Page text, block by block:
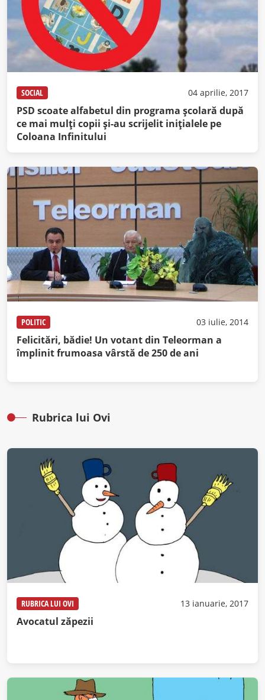
SOCIAL 04 aprilie, 2017
PSD scoate alfabetul din programa şcolară după
ce mai mulţi copii şi-au scrijelit iniţialele pe
Coloana Infinitului
POLITIC 03 iulie, 2014
Felicitări, bădie! Un votant din Teleorman a
împlinit frumoasa vârstă de 250 de ani
Rubrica lui Ovi
RUBRICA LUI OVI 13 ianuarie, 2017
Avocatul zăpezii